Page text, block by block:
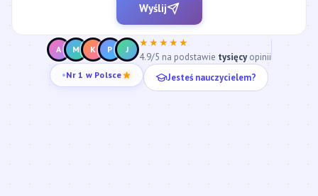
Wyślij
A M K P J
★★★★★
4.9/5 na podstawie tysięcyopinii
Nr 1 w Polsce Jesteś nauczycielem?